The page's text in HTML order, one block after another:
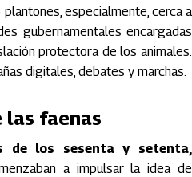
especialmente, cerca a
gubernamentales encargadas
protectora de los animales.
digitales, debates y marchas.
las faenas
de los sesenta y setenta,
a impulsar la idea de